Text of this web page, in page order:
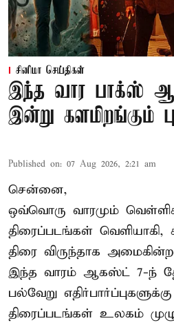
சினிமா செய்திகள்
இந்த வார பாக்ஸ்
இன்று களமிறங்கும்
Published on: 07 Aug 2026, 2:21 am
சென்னை,
ஒவ்வொரு வாரமும்
திரைப்படங்கள் வெளியாகி,
திரை விருந்தாக
இந்த வாரம் ஆகஸ்ட் 7-ந்
பல்வேறு
திரைப்படங்கள் உலகம்